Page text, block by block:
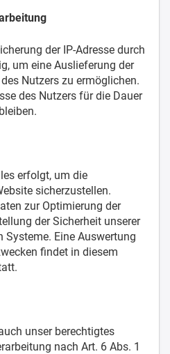
der IP-Adresse durch
um eine Auslieferung der
Nutzers zu ermöglichen.
des Nutzers für die Dauer
erfolgt, um die
sicherzustellen.
zur Optimierung der
der Sicherheit unserer
Eine Auswertung
findet in diesem
unser berechtigtes
nach Art. 6 Abs. 1